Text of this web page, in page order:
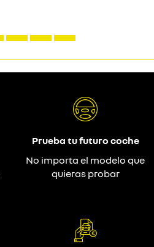
Prueba tu futuro coche
No importa el modelo que
quieras probar